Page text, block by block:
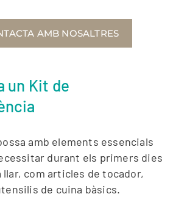
AMB NOSALTRES
un Kit de
amb elements essencials
durant els primers dies
llar, com articles de tocador,
de cuina bàsics.